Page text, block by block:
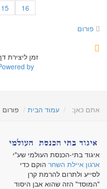
15 16
פורום
זמן ליצירת דף: 0.117
by
אתם כאן: עמוד הבית פורום
איגוד בתי-הכנסת העולמי שע"י
ארגון איילת השחר הוקם כדי
לסייע ולתרום להרמת קרן
"המוסד" הזה שהוא אבן היסוד